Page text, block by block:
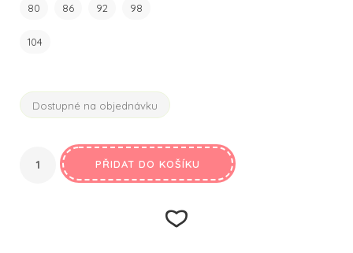
80 86 92 98
104
Dostupné na objednávku
PŘIDAT DO KOŠÍKU